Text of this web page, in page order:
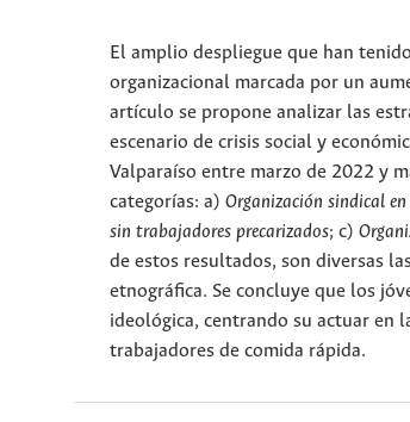
El amplio despliegue que han
organizacional marcada por un
artículo se propone analizar las
escenario de crisis social y
Valparaíso entre marzo de 2022 y
catego­rías: a) Organización sindical
sin traba­jadores precarizados; c)
de estos resultados, son diversas
etnográfica. Se concluye que los
ideológica, centrando su actuar en
trabajadores de comida rápida.